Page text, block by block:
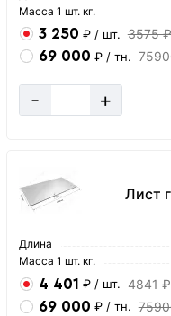
Масса 1 шт. кг.
3 250 ₽ / шт. 3575 ₽
69 000 ₽ / тн.
- +
Лист
Длина
Масса 1 шт. кг.
4 401 ₽ / шт. 4841 ₽
69 000 ₽ / тн.